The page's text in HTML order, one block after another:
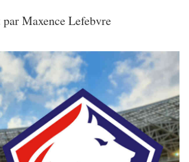
parMaxence Lefebvre